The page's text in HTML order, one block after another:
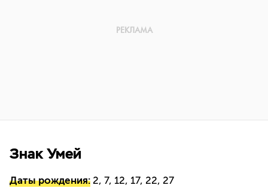
Знак Умей
Даты рождения: 2, 7, 12, 17, 22, 27